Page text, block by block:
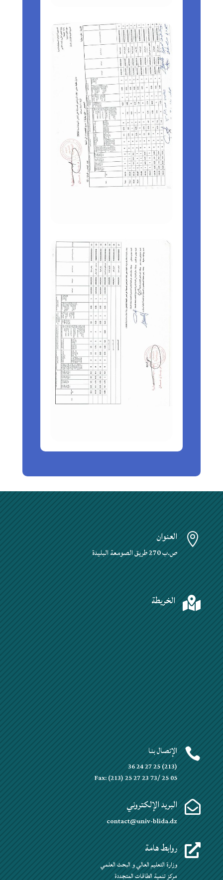
 العنوان
ص.ب 270 طريق الصومعة البليدة
 الخريطة
 الإتصال بنا
(213) 25 27 24 36
Fax: (213) 25 27 23 73/ 25 05
 البريد الإلكتروني
contact@univ-blida.dz
 روابط هامة
وزارة التعليم العالي و البحث العلمي
مركز تنمية الطاقات المتجددة